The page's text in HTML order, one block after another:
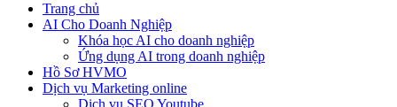
Trang chủ
AI Cho Doanh Nghiệp
Khóa học AI cho doanh nghiệp
Ứng dụng AI trong doanh nghiệp
Hồ Sơ HVMO
Dịch vụ Marketing online
Dịch vụ SEO Youtube